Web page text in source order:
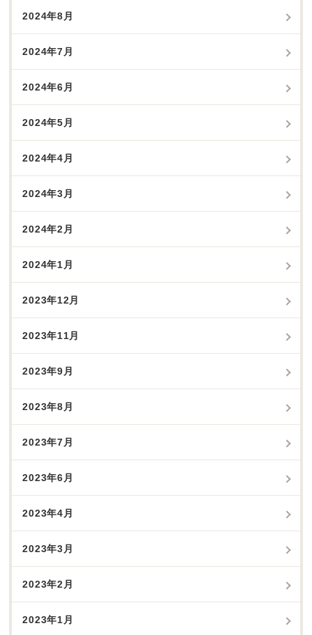
2024年8月
2024年7月
2024年6月
2024年5月
2024年4月
2024年3月
2024年2月
2024年1月
2023年12月
2023年11月
2023年9月
2023年8月
2023年7月
2023年6月
2023年4月
2023年3月
2023年2月
2023年1月